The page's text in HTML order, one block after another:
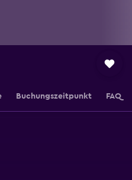
Buchungszeitpunkt FAQ